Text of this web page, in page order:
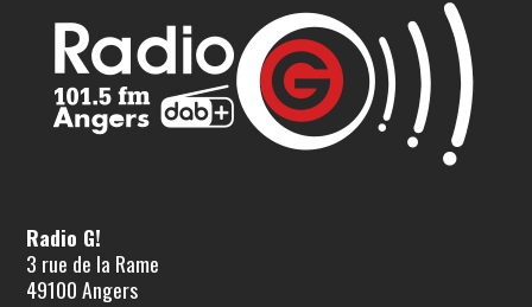
Radio G!
3 rue de la Rame
49100 Angers